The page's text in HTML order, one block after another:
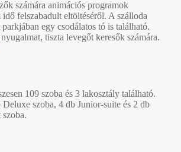
számára animációs programok
idő felszabadult eltöltéséről. A szálloda
egy csodálatos tó is található.
tiszta levegőt keresők számára.
109 szoba és 3 lakosztály található.
szoba, 4 db Junior-suite és 2 db